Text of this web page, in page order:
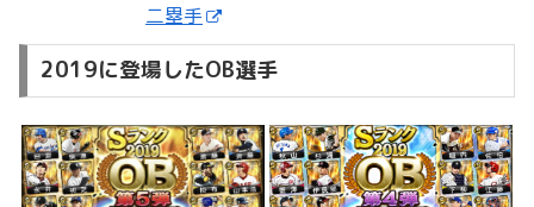
二塁手
2019に登場したOB選手